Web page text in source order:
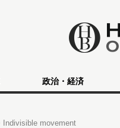
政治・経済
Indivisible movement